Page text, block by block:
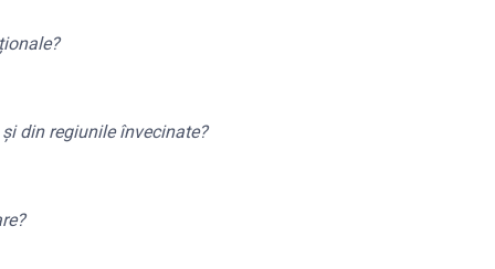
din regiunile învecinate?